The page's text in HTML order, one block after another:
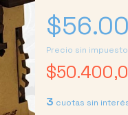
Precio sin
3 cuotas sin